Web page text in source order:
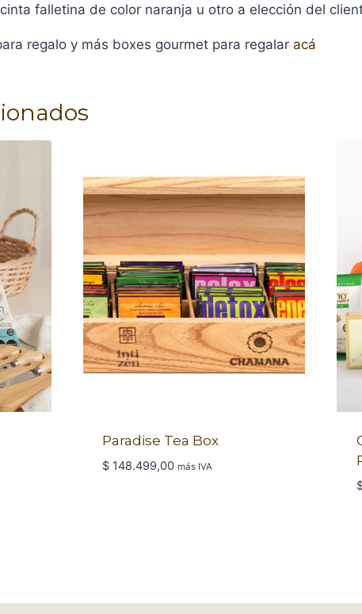
falletina de color naranja u otro a elección del
regalo y más boxes gourmet para regalar acá
Paradise Tea Box
$ 148.499,00 más IVA